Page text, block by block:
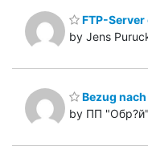
FTP-
by Jens
Bezug
by ПП "Обр?й"